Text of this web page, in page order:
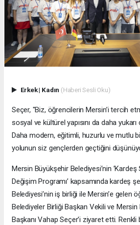
Erkek| Kadın (Haberi Sesli Oku)
Seçer, "Biz, öğrencilerin Mersin’i tercih
sosyal ve kültürel yapısını da daha
Daha modern, eğitimli, huzurlu ve mutlu
yolunun siz gençlerden geçtiğini
Mersin Büyükşehir Belediyesi’nin
Değişim Programı’ kapsamında kardeş
Belediyesi’nin iş birliği ile Mersin’e gelen
Belediyeler Birliği Başkan Vekili ve
Başkanı Vahap Seçer’i ziyaret etti.